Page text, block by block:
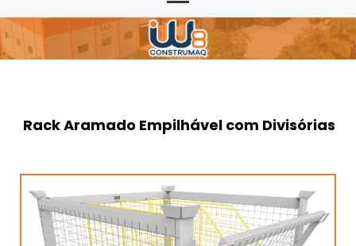
Rack Aramado Empilhável com Divisórias